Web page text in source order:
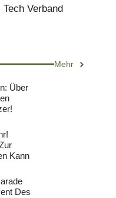
Verband
Mehr
Über
Kann
Des